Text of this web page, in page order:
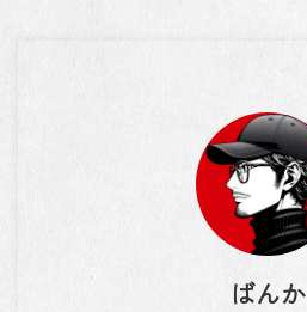
ばんか